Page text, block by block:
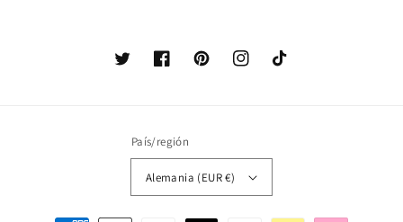
TwitterFacebookPinterestInstagramTikTok
País/región
Alemania (EUR €)